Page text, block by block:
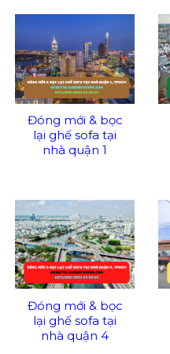
Đóng mới & bọc
lại ghế sofa tại
nhà quận 1
Đóng mới & bọc
lại ghế sofa tại
nhà quận 4